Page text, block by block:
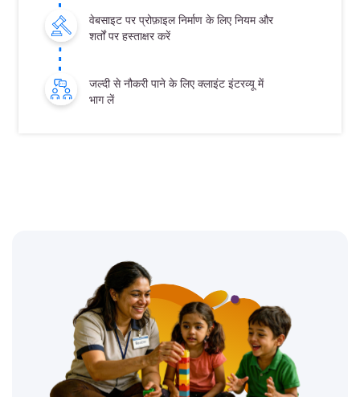
वेबसाइट पर प्रोफ़ाइल निर्माण के लिए नियम और
शर्तों पर हस्ताक्षर करें
जल्दी से नौकरी पाने के लिए क्लाइंट इंटरव्यू में
भाग लें